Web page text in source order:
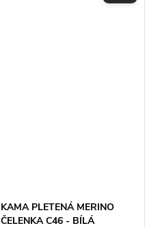
KAMA PLETENÁ MERINO
ČELENKA C46 - BÍLÁ